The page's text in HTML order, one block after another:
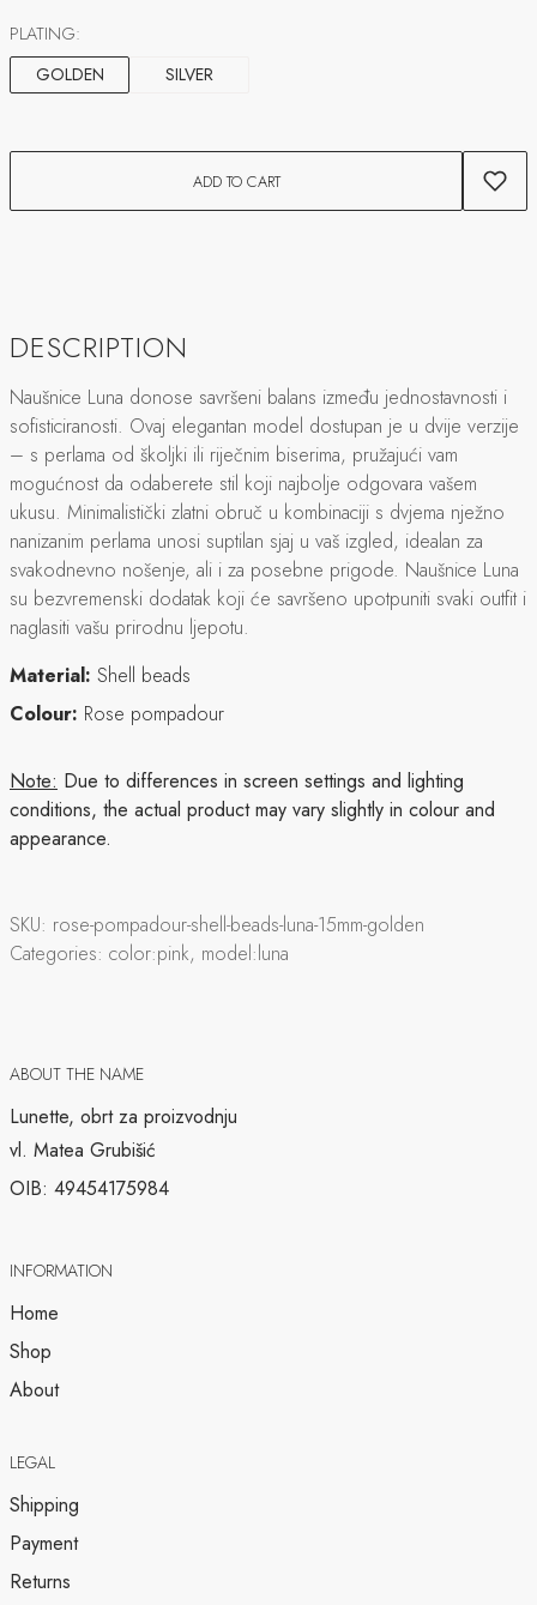
PLATING:
GOLDEN
SILVER
ADD TO CART
DESCRIPTION
Naušnice Luna donose savršeni balans između jednostavnosti i
sofisticiranosti. Ovaj elegantan model dostupan je u dvije verzije
– s perlama od školjki ili riječnim biserima, pružajući vam
mogućnost da odaberete stil koji najbolje odgovara vašem
ukusu. Minimalistički zlatni obruč u kombinaciji s dvjema nježno
nanizanim perlama unosi suptilan sjaj u vaš izgled, idealan za
svakodnevno nošenje, ali i za posebne prigode. Naušnice Luna
su bezvremenski dodatak koji će savršeno upotpuniti svaki outfit i
naglasiti vašu prirodnu ljepotu.
Material: Shell beads
Colour: Rose pompadour
Note: Due to differences in screen settings and lighting
conditions, the actual product may vary slightly in colour and
appearance.
SKU: rose-pompadour-shell-beads-luna-15mm-golden
Categories: color:pink, model:luna
ABOUT THE NAME
Lunette, obrt za proizvodnju
vl. Matea Grubišić
OIB: 49454175984
INFORMATION
Home
Shop
About
LEGAL
Shipping
Payment
Returns